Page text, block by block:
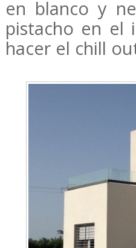
en blanco y
pistacho en el
hacer el chill